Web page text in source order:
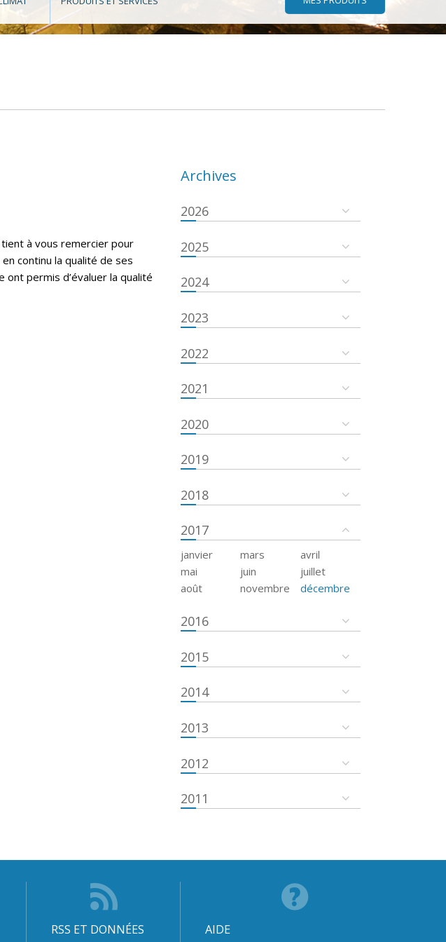
à vous remercier pour
continu la qualité de ses
permis d’évaluer la qualité
Archives
2026
2025
2024
2023
2022
2021
2020
2019
2018
2017
janvier mars
avril
mai
juin
juillet
août
novembre décembre
2016
2015
2014
2013
2012
2011
RSS ET DONNÉES AIDE